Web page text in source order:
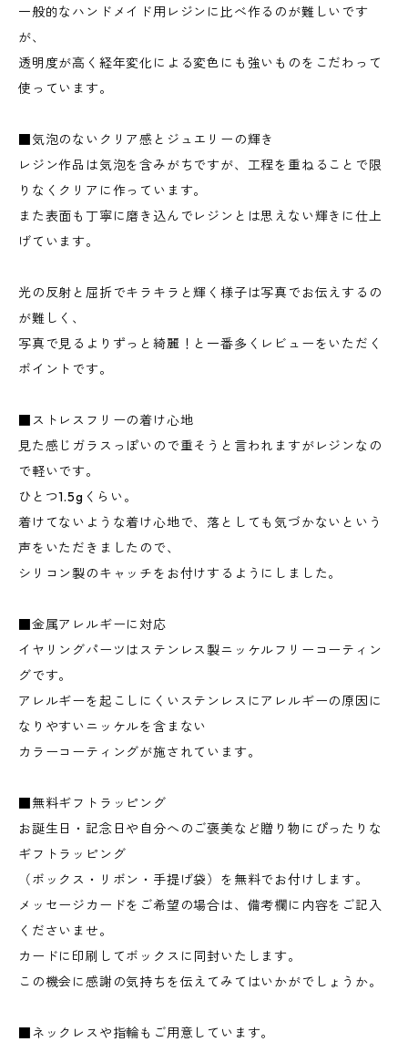
一般的なハンドメイド用レジンに比べ作るのが難しいです
が、
透明度が高く経年変化による変色にも強いものをこだわって
使っています。
■気泡のないクリア感とジュエリーの輝き
レジン作品は気泡を含みがちですが、工程を重ねることで限
りなくクリアに作っています。
また表面も丁寧に磨き込んでレジンとは思えない輝きに仕上
げています。
光の反射と屈折でキラキラと輝く様子は写真でお伝えするの
が難しく、
写真で見るよりずっと綺麗！と一番多くレビューをいただく
ポイントです。
■ストレスフリーの着け心地
見た感じガラスっぽいので重そうと言われますがレジンなの
で軽いです。
ひとつ1.5gくらい。
着けてないような着け心地で、落としても気づかないという
声をいただきましたので、
シリコン製のキャッチをお付けするようにしました。
■金属アレルギーに対応
イヤリングパーツはステンレス製ニッケルフリーコーティン
グです。
アレルギーを起こしにくいステンレスにアレルギーの原因に
なりやすいニッケルを含まない
カラーコーティングが施されています。
■無料ギフトラッピング
お誕生日・記念日や自分へのご褒美など贈り物にぴったりな
ギフトラッピング
（ボックス・リボン・手提げ袋）を無料でお付けします。
メッセージカードをご希望の場合は、備考欄に内容をご記入
くださいませ。
カードに印刷してボックスに同封いたします。
この機会に感謝の気持ちを伝えてみてはいかがでしょうか。
■ネックレスや指輪もご用意しています。